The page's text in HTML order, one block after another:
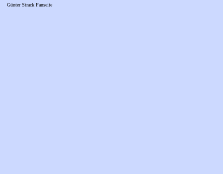
Günter Strack Fanseite